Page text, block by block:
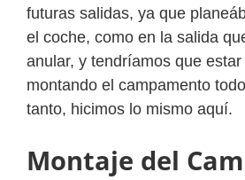
futuras salidas, ya que
el coche, como en la salida
anular, y tendríamos que
montando el campamento
tanto, hicimos lo mismo aquí.
Montaje del